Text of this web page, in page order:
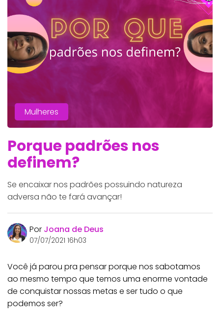
Mulheres
Porque padrões nos
definem?
Se encaixar nos padrões possuindo natureza
adversa não te fará avançar!
Por Joana de Deus
07/07/2021 16h03
Você já parou pra pensar porque nos sabotamos
ao mesmo tempo que temos uma enorme vontade
de conquistar nossas metas e ser tudo o que
podemos ser?